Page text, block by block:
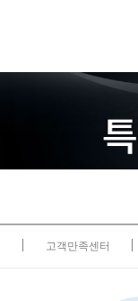
고객만족센터